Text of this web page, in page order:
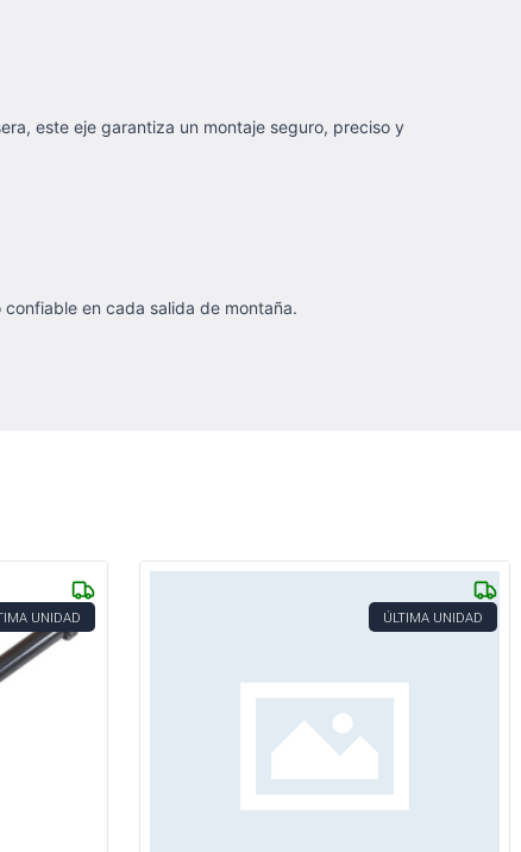
este eje garantiza un montaje seguro, preciso y
en cada salida de montaña.
UNIDAD ÚLTIMA UNIDAD